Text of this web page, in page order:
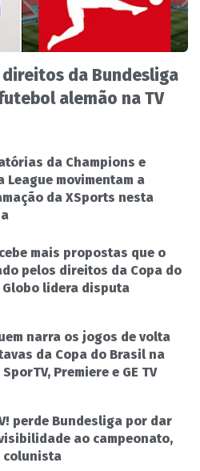
direitos da Bundesliga
alemão na TV
da Champions e
League movimentam a
da XSports nesta
mais propostas que o
pelos direitos da Copa do
Globo lidera disputa
narra os jogos de volta
da Copa do Brasil na
Premiere e GE TV
perde Bundesliga por dar
ao campeonato,
colunista